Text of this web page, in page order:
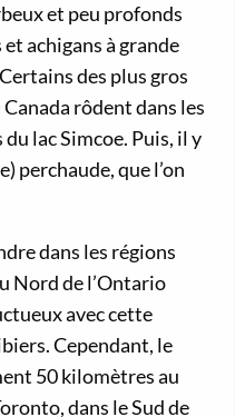
et peu profonds
achigans à grande
des plus gros
rôdent dans les
lac Simcoe. Puis, il y
perchaude, que l’on
dans les régions
Nord de l’Ontario
avec cette
Cependant, le
50 kilomètres au
dans le Sud de